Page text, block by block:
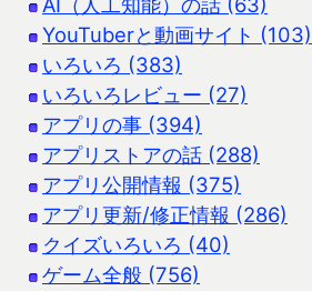
YouTuberと動画サイト (103)
いろいろ (383)
いろいろレビュー (27)
アプリの事 (394)
アプリストアの話 (288)
アプリ公開情報 (375)
アプリ更新/修正情報 (286)
クイズいろいろ (40)
ゲーム全般 (756)